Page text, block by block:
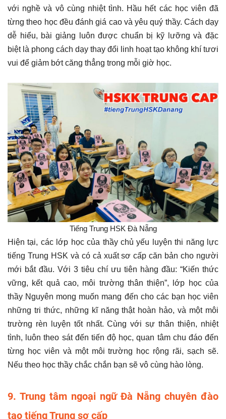
với nghề và vô cùng nhiệt tình. Hầu hết các học viên đã
từng theo học đều đánh giá cao và yêu quý thầy. Cách dạy
dễ hiểu, bài giảng luôn được chuẩn bị kỹ lưỡng và đặc
biệt là phong cách dạy thay đổi linh hoạt tạo không khí tươi
vui để giảm bớt căng thẳng trong mỗi giờ học.
Tiếng Trung HSK Đà Nẵng
Hiện tại, các lớp học của thầy chủ yếu luyện thi năng lực
tiếng Trung HSK và có cả xuất sơ cấp căn bản cho người
mới bắt đầu. Với 3 tiêu chí ưu tiên hàng đầu: “Kiến thức
vững, kết quả cao, môi trường thân thiện”, lớp học của
thầy Nguyên mong muốn mang đến cho các bạn học viên
những tri thức, những kĩ năng thật hoàn hảo, và một môi
trường rèn luyện tốt nhất. Cùng với sự thân thiện, nhiệt
tình, luôn theo sát đến tiến độ học, quan tâm chu đáo đến
từng học viên và một môi trường học rộng rãi, sạch sẽ.
Nếu theo học thầy chắc chắn bạn sẽ vô cùng hào lòng.
9. Trung tâm ngoại ngữ Đà Nẵng chuyên đào
tạo tiếng Trung sơ cấp